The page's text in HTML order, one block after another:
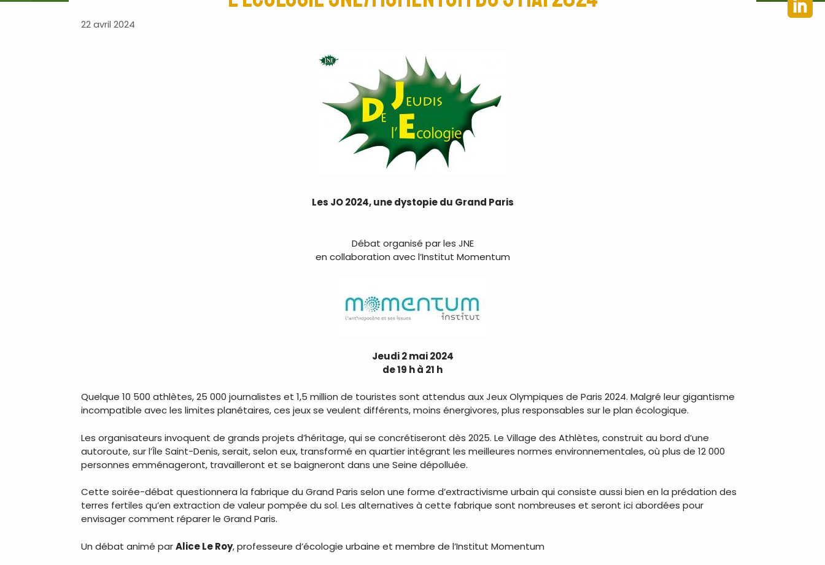
22 avril 2024
Les JO 2024, une dystopie du Grand Paris
Débat organisé par les JNE
en collaboration avec l’Institut Momentum
Jeudi 2 mai 2024
de 19 h à 21 h
Quelque 10 500 athlètes, 25 000 journalistes et 1,5 million de touristes sont attendus aux Jeux Olympiques de Paris 2024. Malgré leur gigantisme
incompatible avec les limites planétaires, ces jeux se veulent différents, moins énergivores, plus responsables sur le plan écologique.
Les organisateurs invoquent de grands projets d’héritage, qui se concrétiseront dès 2025. Le Village des Athlètes, construit au bord d’une
autoroute, sur l’Île Saint-Denis, serait, selon eux, transformé en quartier intégrant les meilleures normes environnementales, où plus de 12 000
personnes emménageront, travailleront et se baigneront dans une Seine dépolluée.
Cette soirée-débat questionnera la fabrique du Grand Paris selon une forme d’extractivisme urbain qui consiste aussi bien en la prédation des
terres fertiles qu’en extraction de valeur pompée du sol. Les alternatives à cette fabrique sont nombreuses et seront ici abordées pour
envisager comment réparer le Grand Paris.
Un débat animé parAlice Le Roy, professeure d’écologie urbaine et membre de l’Institut Momentum